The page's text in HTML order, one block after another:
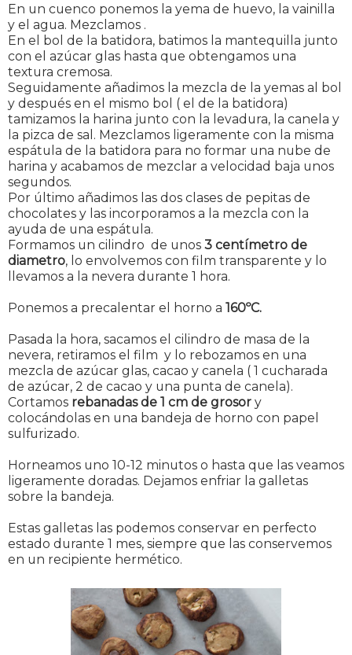
En un cuenco ponemos la yema de huevo, la vainilla
y el agua. Mezclamos .
En el bol de la batidora, batimos la mantequilla junto
con el azúcar glas hasta que obtengamos una
textura cremosa.
Seguidamente añadimos la mezcla de la yemas al bol
y después en el mismo bol ( el de la batidora)
tamizamos la harina junto con la levadura, la canela y
la pizca de sal. Mezclamos ligeramente con la misma
espátula de la batidora para no formar una nube de
harina y acabamos de mezclar a velocidad baja unos
segundos.
Por último añadimos las dos clases de pepitas de
chocolates y las incorporamos a la mezcla con la
ayuda de una espátula.
Formamos un cilindro de unos 3 centímetro de
diametro, lo envolvemos con film transparente y lo
llevamos a la nevera durante 1 hora.
Ponemos a precalentar el horno a 160ºC.
Pasada la hora, sacamos el cilindro de masa de la
nevera, retiramos el film y lo rebozamos en una
mezcla de azúcar glas, cacao y canela ( 1 cucharada
de azúcar, 2 de cacao y una punta de canela).
Cortamos rebanadas de 1 cm de grosor y
colocándolas en una bandeja de horno con papel
sulfurizado.
Horneamos uno 10-12 minutos o hasta que las veamos
ligeramente doradas. Dejamos enfriar la galletas
sobre la bandeja.
Estas galletas las podemos conservar en perfecto
estado durante 1 mes, siempre que las conservemos
en un recipiente hermético.